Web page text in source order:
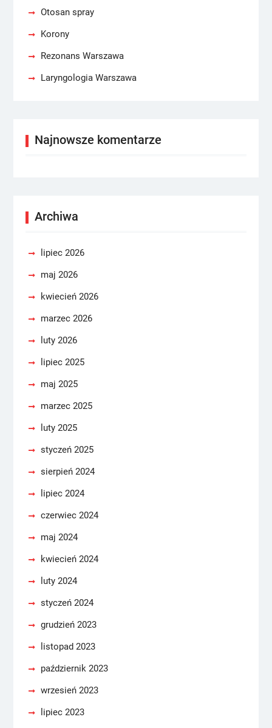
Otosan spray
Korony
Rezonans Warszawa
Laryngologia Warszawa
Najnowsze komentarze
Archiwa
lipiec 2026
maj 2026
kwiecień 2026
marzec 2026
luty 2026
lipiec 2025
maj 2025
marzec 2025
luty 2025
styczeń 2025
sierpień 2024
lipiec 2024
czerwiec 2024
maj 2024
kwiecień 2024
luty 2024
styczeń 2024
grudzień 2023
listopad 2023
październik 2023
wrzesień 2023
lipiec 2023